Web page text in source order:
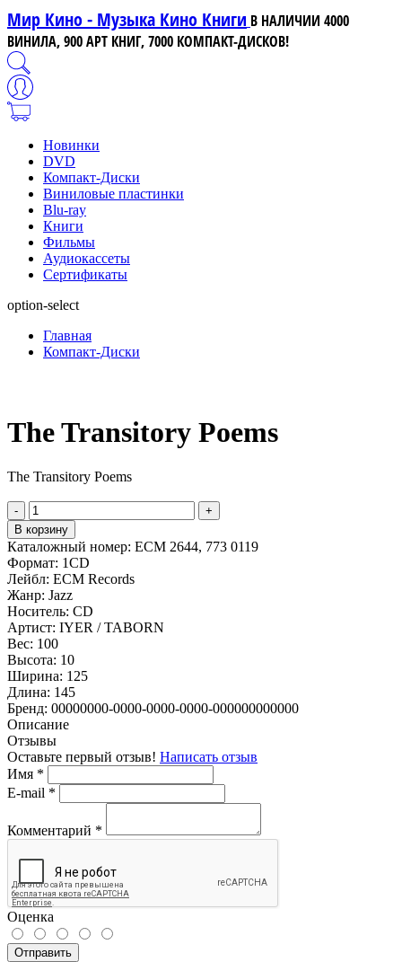
Мир Кино - Музыка Кино Книги В НАЛИЧИИ 4000
ВИНИЛА, 900 АРТ КНИГ, 7000 КОМПАКТ-ДИСКОВ!
Новинки
DVD
Компакт-Диски
Виниловые пластинки
Blu-ray
Книги
Фильмы
Аудиокассеты
Сертификаты
option-select
Главная
Компакт-Диски
The Transitory Poems
The Transitory Poems
-
+
В корзину
Каталожный номер: ECM 2644, 773 0119
Формат: 1CD
Лейбл: ECM Records
Жанр: Jazz
Носитель: CD
Артист: IYER / TABORN
Вес: 100
Высота: 10
Ширина: 125
Длина: 145
Бренд: 00000000-0000-0000-0000-000000000000
Описание
Отзывы
Оставьте первый отзыв! Написать отзыв
Имя *
E-mail *
Комментарий *
Оценка
Отправить